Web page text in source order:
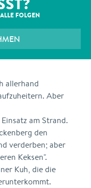
FOLGEN
allerhand
Aber
am Strand.
den
verderben; aber
Keksen".
Kuh, die die